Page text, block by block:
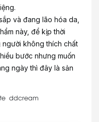
và đang lão hóa da,
này, để kịp thời
không thích chất
bước nhưng muốn
ngày thì đây là sản
ddcream